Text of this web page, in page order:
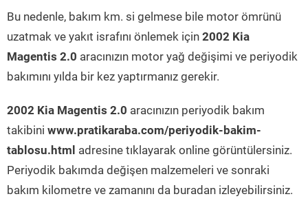
Bu nedenle, bakım km. si gelmese bile motor ömrünü
uzatmak ve yakıt israfını önlemek için 2002 Kia
Magentis 2.0 aracınızın motor yağ değişimi ve periyodik
bakımını yılda bir kez yaptırmanız gerekir.
2002 Kia Magentis 2.0 aracınızın periyodik bakım
takibini www.pratikaraba.com/periyodik-bakim-
tablosu.html adresine tıklayarak online görüntülersiniz.
Periyodik bakımda değişen malzemeleri ve sonraki
bakım kilometre ve zamanını da buradan izleyebilirsiniz.